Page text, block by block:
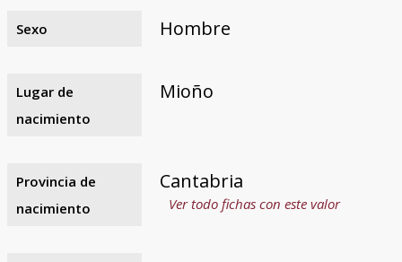
Sexo Hombre
Lugar de
nacimiento
Mioño
Provincia de
nacimiento
Cantabria
Ver todo fichas con este valor